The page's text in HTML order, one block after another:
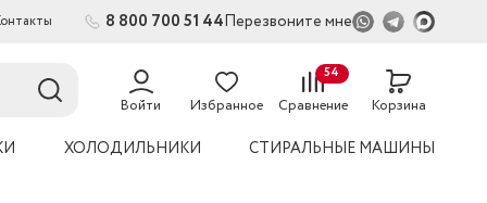
8 800 700 51 44Перезвоните мне
Войти Избранное Сравнение
54
Корзина
ХОЛОДИЛЬНИКИ СТИРАЛЬНЫЕ МАШИНЫ